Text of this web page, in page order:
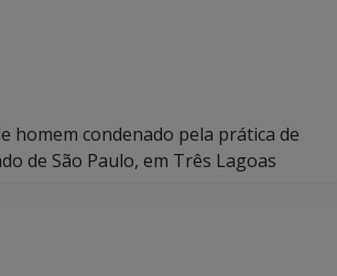
homem condenado pela prática de
de São Paulo, em Três Lagoas